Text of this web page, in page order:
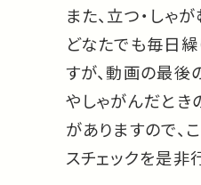
また、立つ・しゃ
どなたでも毎日
すが、動画の最後
やしゃがんだとき
がありますので、
スチェックを是非